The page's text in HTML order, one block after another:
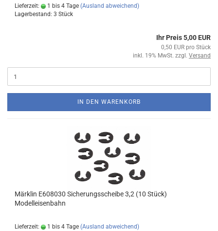
Lieferzeit: 1 bis 4 Tage (Ausland abweichend)
Lagerbestand: 3 Stück
Ihr Preis 5,00 EUR
0,50 EUR pro Stück
inkl. 19% MwSt. zzgl. Versand
IN DEN WARENKORB
Märklin E608030 Sicherungsscheibe 3,2 (10 Stück)
Modelleisenbahn
Lieferzeit: 1 bis 4 Tage (Ausland abweichend)